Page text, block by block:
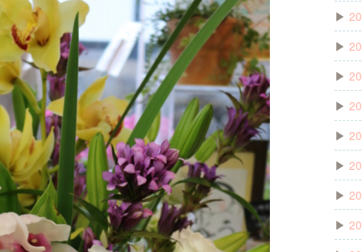
▶
▶
▶
▶
▶
▶
▶
▶